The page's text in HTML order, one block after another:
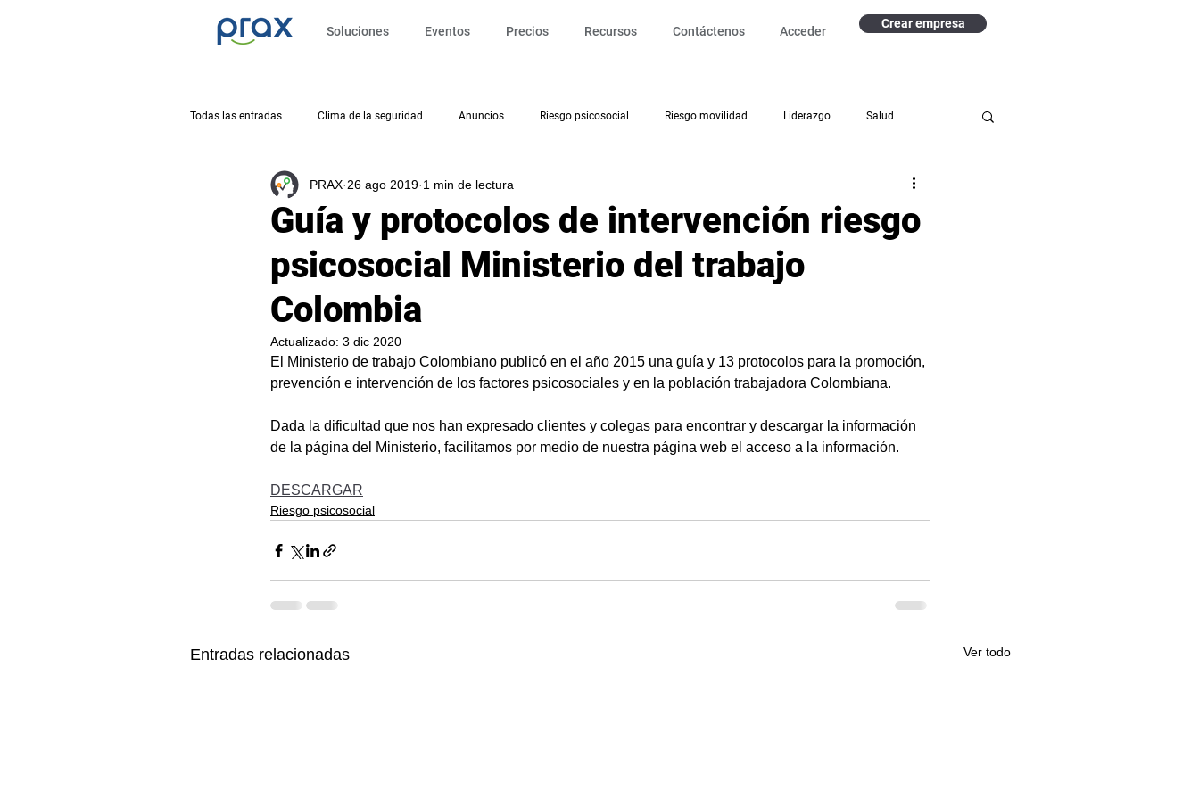
Soluciones Eventos Precios Recursos Contáctenos Acceder
Crear empresa
Todas las entradas Clima de la seguridad Anuncios Riesgo psicosocial Riesgo movilidad Liderazgo Salud
Salud física y mental Crisis Diseño del trabajo
Habilidades digitales Desempeño Laboral Intervención
Guía y protocolos de intervención riesgo
psicosocial Ministerio del trabajo
Colombia
PRAX 26 ago 2019 1 min de lectura
Actualizado: 3 dic 2020
El Ministerio de trabajo Colombiano publicó en el año 2015 una guía y 13 protocolos para la promoción,
prevención e intervención de los factores psicosociales y en la población trabajadora Colombiana.
Dada la dificultad que nos han expresado clientes y colegas para encontrar y descargar la información
de la página del Ministerio, facilitamos por medio de nuestra página web el acceso a la información.
DESCARGAR
Riesgo psicosocial
Entradas relacionadas Ver todo